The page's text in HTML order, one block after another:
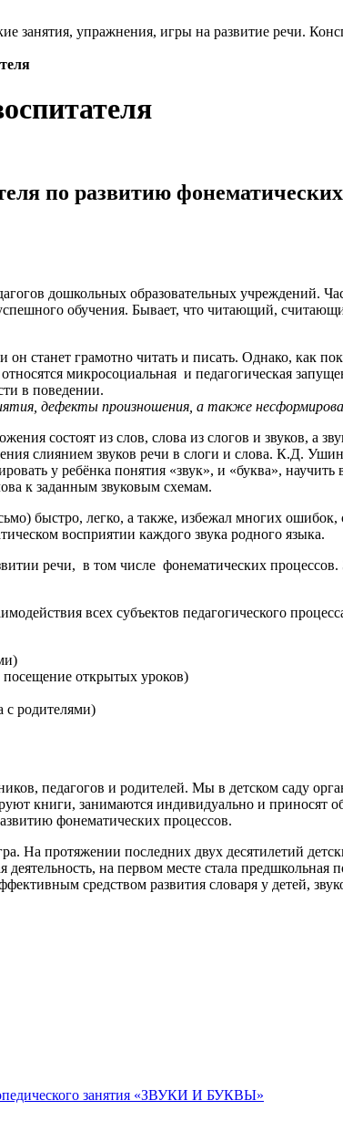
занятия, упражнения, игры на развитие речи.
по развитию
дошкольных образовательных учреждений.
обучения. Бывает, что читающий,
станет грамотно читать и писать. Однако, как
микросоциальная и педагогическая
в поведении.
дефекты произношения, а также
состоят из слов, слова из слогов и звуков, а
слиянием звуков речи в слоги и слова. К.Д.
у ребёнка понятия «звук», и «буква», научить
к заданным звуковым схемам.
быстро, легко, а также, избежал многих ошибок,
восприятии каждого звука родного языка.
речи, в том числе фонематических
всех субъектов педагогического
открытых уроков)
родителями)
педагогов и родителей. Мы в детском саду
книги, занимаются индивидуально и приносят
фонематических процессов.
На протяжении последних двух десятилетий
на первом месте стала
средством развития словаря у детей,
занятия «ЗВУКИ И БУКВЫ»